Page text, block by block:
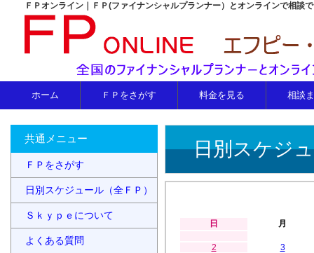
ＦＰオンライン｜ＦＰ(ファイナンシャルプランナー）とオンラインで相談
ホーム ＦＰをさがす 料金を見る 相談
日別スケジ
日 月
2
3
共通メニュー
ＦＰをさがす
日別スケジュール（全ＦＰ）
Ｓｋｙｐｅについて
よくある質問